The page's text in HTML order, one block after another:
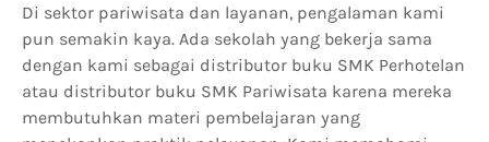
Di sektor pariwisata dan layanan, pengalaman kami
pun semakin kaya. Ada sekolah yang bekerja sama
dengan kami sebagai distributor buku SMK Perhotelan
atau distributor buku SMK Pariwisata karena mereka
membutuhkan materi pembelajaran yang